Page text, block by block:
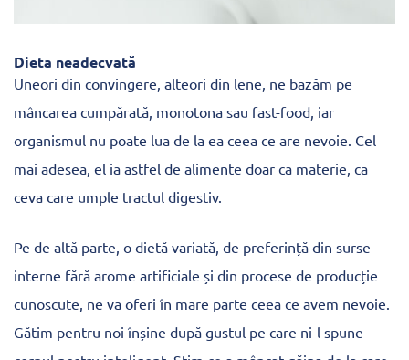
Dieta neadecvată
Uneori din convingere, alteori din lene, ne bazăm pe
mâncarea cumpărată, monotona sau fast-food, iar
organismul nu poate lua de la ea ceea ce are nevoie. Cel
mai adesea, el ia astfel de alimente doar ca materie, ca
ceva care umple tractul digestiv.
Pe de altă parte, o dietă variată, de preferință din surse
interne fără arome artificiale și din procese de producție
cunoscute, ne va oferi în mare parte ceea ce avem nevoie.
Gătim pentru noi înșine după gustul pe care ni-l spune